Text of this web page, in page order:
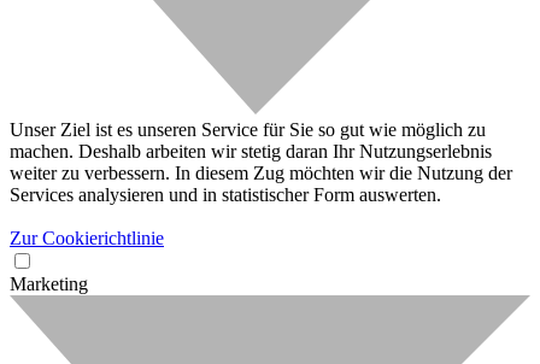
Unser Ziel ist es unseren Service für Sie so gut wie möglich zu
machen. Deshalb arbeiten wir stetig daran Ihr Nutzungserlebnis
weiter zu verbessern. In diesem Zug möchten wir die Nutzung der
Services analysieren und in statistischer Form auswerten.
Zur Cookierichtlinie
Marketing